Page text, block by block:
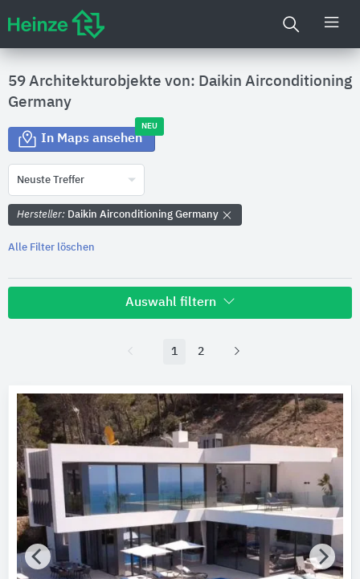
59 Architekturobjekte von: Daikin Airconditioning
Germany
In Maps ansehen
NEU
Neuste Treffer
Hersteller: Daikin Airconditioning Germany
Alle Filter löschen
Auswahl filtern
Bundesland
Bitte auswählen
AWARD Jahr
Bitte auswählen
AWARD Typ
Bitte auswählen
1 2